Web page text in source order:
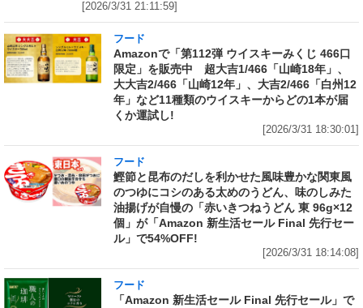
[2026/3/31 21:11:59]
フード
Amazonで「第112弾 ウイスキーみくじ 466口
限定」を販売中 超大吉1/466「山崎18年」、
大大吉2/466「山崎12年」、大吉2/466「白州12
年」など11種類のウイスキーからどの1本が届
くか運試し!
[2026/3/31 18:30:01]
フード
鰹節と昆布のだしを利かせた風味豊かな関東風
のつゆにコシのある太めのうどん、味のしみた
油揚げが自慢の「赤いきつねうどん 東 96g×12
個」が「Amazon 新生活セール Final 先行セー
ル」で54%OFF!
[2026/3/31 18:14:08]
フード
「Amazon 新生活セール Final 先行セール」で